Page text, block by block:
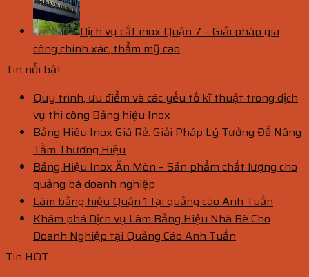
Dịch vụ cắt inox Quận 7 – Giải pháp gia
công chính xác, thẩm mỹ cao
Tin nổi bật
Quy trình, ưu điểm và các yếu tố kĩ thuật trong dịch
vụ thi công Bảng hiệu Inox
Bảng Hiệu Inox Giá Rẻ: Giải Pháp Lý Tưởng Để Nâng
Tầm Thương Hiệu
Bảng Hiệu Inox Ăn Mòn – Sản phẩm chất lượng cho
quảng bá doanh nghiệp
Làm bảng hiệu Quận 1 tại quảng cáo Anh Tuấn
Khám phá Dịch vụ Làm Bảng Hiệu Nhà Bè Cho
Doanh Nghiệp tại Quảng Cáo Anh Tuấn
Tin HOT